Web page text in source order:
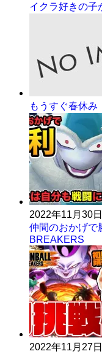
イクラ好きの子
もうすぐ春休み
2022年11月30日
仲間のおかげで
BREAKERS
2022年11月27日